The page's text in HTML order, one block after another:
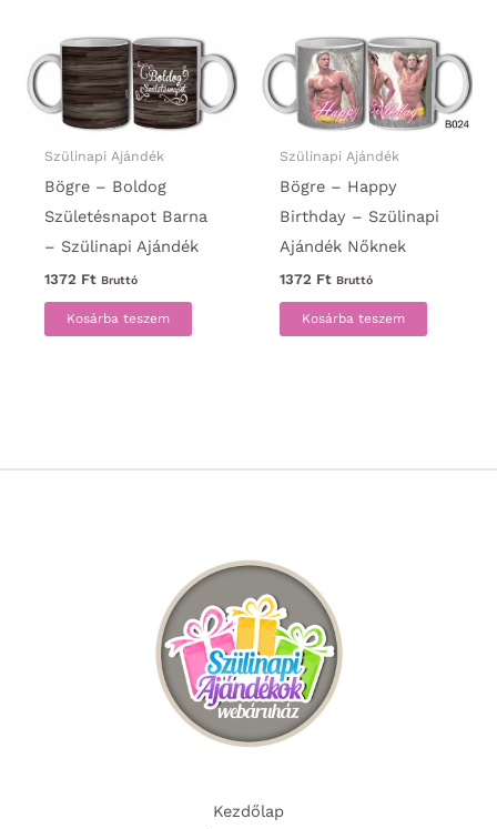
Szülinapi Ajándék
Bögre – Boldog
Születésnapot Barna
– Szülinapi Ajándék
1372 Ft Bruttó
Kosárba teszem
Szülinapi Ajándék
Bögre – Happy
Birthday – Szülinapi
Ajándék Nőknek
1372 Ft Bruttó
Kosárba teszem
Kezdőlap